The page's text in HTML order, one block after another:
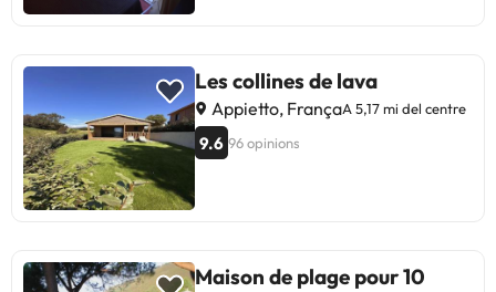
Les collines de lava
Appietto, FrançaA 5,17 mi del centre
9.6 96 opinions
Maison de plage pour 10